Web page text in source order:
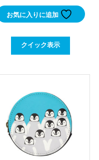
お気に入りに追加
クイック表示